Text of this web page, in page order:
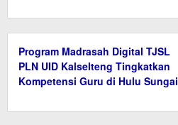
Program Madrasah Digital TJSL
PLN UID Kalselteng Tingkatkan
Kompetensi Guru di Hulu Sungai